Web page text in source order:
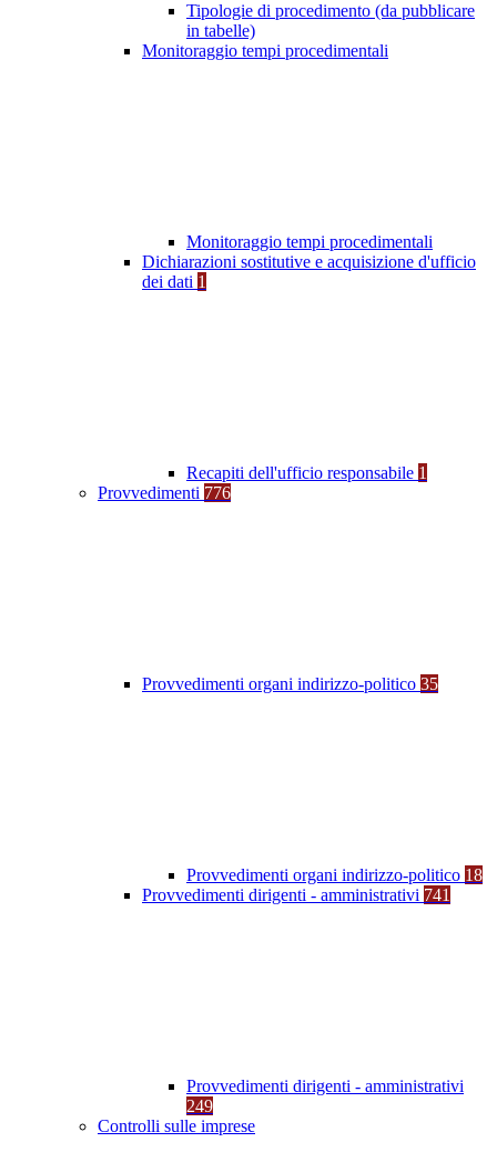
Tipologie di procedimento (da pubblicare
in tabelle)
Monitoraggio tempi procedimentali
Monitoraggio tempi procedimentali
Dichiarazioni sostitutive e acquisizione d'ufficio
dei dati 1
Recapiti dell'ufficio responsabile 1
Provvedimenti 776
Provvedimenti organi indirizzo-politico 35
Provvedimenti organi indirizzo-politico 18
Provvedimenti dirigenti - amministrativi 741
Provvedimenti dirigenti - amministrativi
249
Controlli sulle imprese